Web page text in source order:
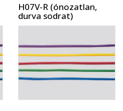
H07V-R (ónozatlan,
durva sodrat)